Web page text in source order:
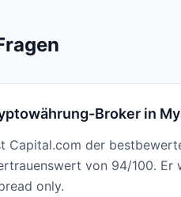
Broker in
Capital.com der
von 94/100. Er
only.